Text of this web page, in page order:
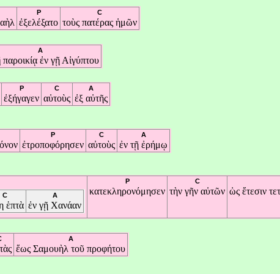
P
ἐξελέξατο
C
τοὺς πατέρας ἡμῶν
A
παροικίᾳ ἐν γῇ Αἰγύπτου
P
ἐξήγαγεν
C
αὐτοὺς
A
ἐξ αὐτῆς
P
ἐτροποφόρησεν
C
αὐτοὺς
A
ἐν τῇ ἐρήμῳ
C
ἑπτὰ
A
ἐν γῇ Χανάαν
P
κατεκληρονόμησεν
C
τὴν γῆν αὐτῶν ὡς ἔτεσιν
A
ἕως Σαμουὴλ τοῦ προφήτου